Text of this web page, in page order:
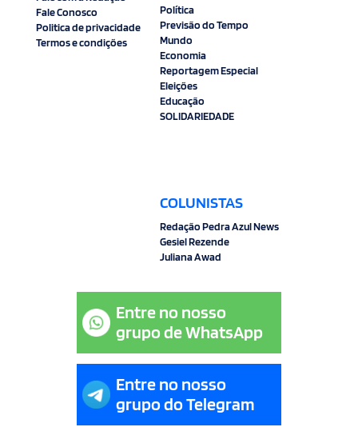
Fale Conosco
Politica de privacidade
Termos e condições
Política
Previsão do Tempo
Mundo
Economia
Reportagem Especial
Eleições
Educação
SOLIDARIEDADE
COLUNISTAS
Redação Pedra Azul News
Gesiel Rezende
Juliana Awad
Entre no nosso
grupo de WhatsApp
Entre no nosso
grupo do Telegram